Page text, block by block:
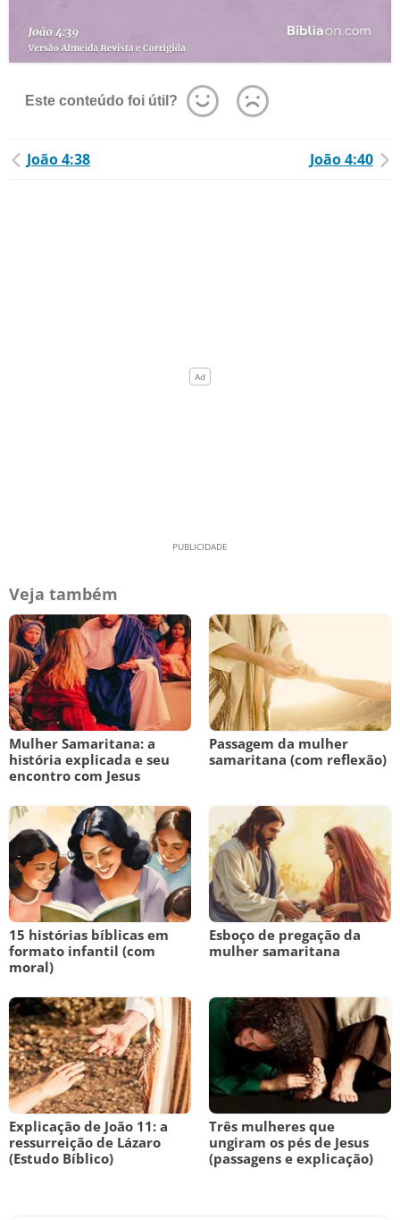
Este conteúdo foi útil?
João 4:38 João 4:40
Veja também
Mulher Samaritana: a
história explicada e seu
encontro com Jesus
Passagem da mulher
samaritana (com reflexão)
15 histórias bíblicas em
formato infantil (com
moral)
Esboço de pregação da
mulher samaritana
Explicação de João 11: a
ressurreição de Lázaro
(Estudo Bíblico)
Três mulheres que
ungiram os pés de Jesus
(passagens e explicação)